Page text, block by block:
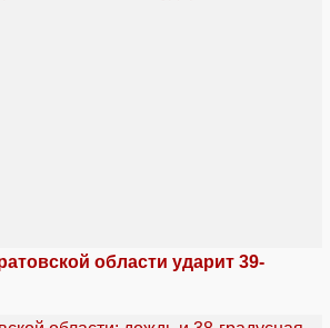
области ударит 39-